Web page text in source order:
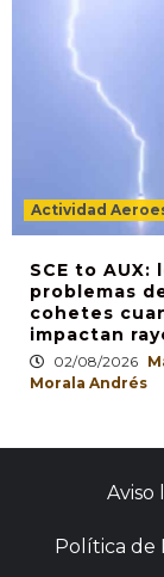
Actividad
SCE to AUX:
problemas
cohetes
impactan
02/08/2026
Morala Andrés
Aviso
Política de